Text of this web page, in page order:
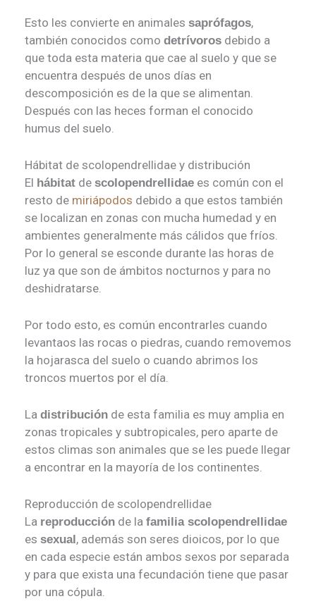
Esto les convierte en animales saprófagos,
también conocidos como detrívoros debido a
que toda esta materia que cae al suelo y que se
encuentra después de unos días en
descomposición es de la que se alimentan.
Después con las heces forman el conocido
humus del suelo.
Hábitat de scolopendrellidae y distribución
El hábitat de scolopendrellidae es común con el
resto de miriápodos debido a que estos también
se localizan en zonas con mucha humedad y en
ambientes generalmente más cálidos que fríos.
Por lo general se esconde durante las horas de
luz ya que son de ámbitos nocturnos y para no
deshidratarse.
Por todo esto, es común encontrarles cuando
levantaos las rocas o piedras, cuando removemos
la hojarasca del suelo o cuando abrimos los
troncos muertos por el día.
La distribución de esta familia es muy amplia en
zonas tropicales y subtropicales, pero aparte de
estos climas son animales que se les puede llegar
a encontrar en la mayoría de los continentes.
Reproducción de scolopendrellidae
La reproducción de la familia scolopendrellidae
es sexual , además son seres dioicos, por lo que
en cada especie están ambos sexos por separada
y para que exista una fecundación tiene que pasar
por una cópula.